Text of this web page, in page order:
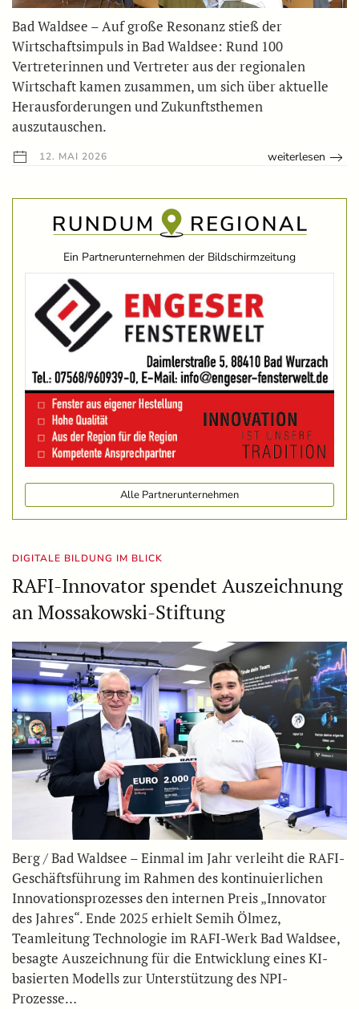
Bad Waldsee – Auf große Resonanz stieß der
Wirtschaftsimpuls in Bad Waldsee: Rund 100
Vertreterinnen und Vertreter aus der regionalen
Wirtschaft kamen zusammen, um sich über aktuelle
Herausforderungen und Zukunftsthemen
auszutauschen.
12. MAI 2026 weiterlesen
Ein Partnerunternehmen der Bildschirmzeitung
Alle Partnerunternehmen
DIGITALE BILDUNG IM BLICK
RAFI-Innovator spendet Auszeichnung
an Mossakowski-Stiftung
Berg / Bad Waldsee – Einmal im Jahr verleiht die RAFI-
Geschäftsführung im Rahmen des kontinuierlichen
Innovationsprozesses den internen Preis „Innovator
des Jahres“. Ende 2025 erhielt Semih Ölmez,
Teamleitung Technologie im RAFI-Werk Bad Waldsee,
besagte Auszeichnung für die Entwicklung eines KI-
basierten Modells zur Unterstützung des NPI-
Prozesse…